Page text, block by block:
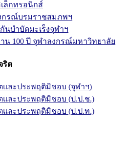
ล็กทรอนิกส์
กรณ์บรมราชสมภพฯ
บำบัดมะเร็งจุฬาฯ
น 100 ปี จุฬาลงกรณ์มหาวิทยาลัย
ริต
และประพฤติมิชอบ (จุฬาฯ)
และประพฤติมิชอบ (ป.ป.ช.)
และประพฤติมิชอบ (ป.ป.ท.)